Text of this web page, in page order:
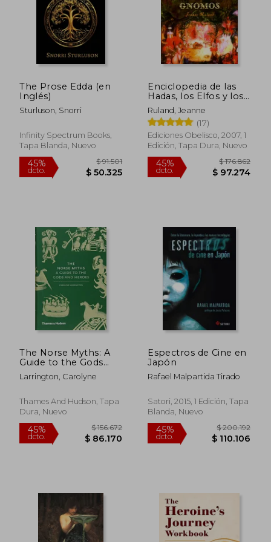
45%
dcto.
$ 94.220
$ 51.821
45%
dcto.
The Prose Edda (en
Inglés)
Sturluson, Snorri
Infinity Spectrum Books,
Tapa Blanda, Nuevo
Enciclopedia de las
Hadas, los Elfos y los
Gnomos
Ruland, Jeanne
(17)
Ediciones Obelisco, 2007, 1
Edición, Tapa Dura, Nuevo
The Norse Myths: A
Guide to the Gods
and Heroes (en
Inglés)
Larrington, Carolyne
Thames And Hudson, Tapa
Dura, Nuevo
Espectros de Cine en
Japón
Rafael Malpartida Tirado
Satori, 2015, 1 Edición, Tapa
Blanda, Nuevo